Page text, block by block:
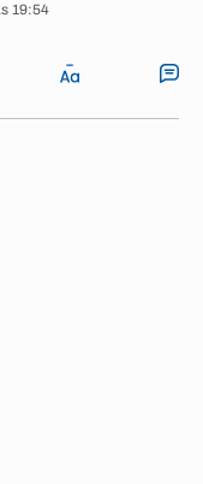
19:54